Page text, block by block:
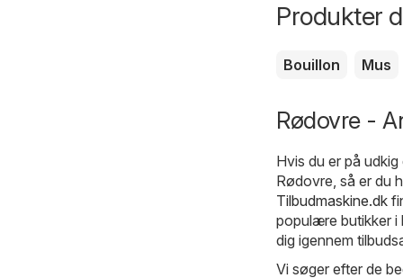
Produkter
Bouillon Mus
Rødovre -
Hvis du er på
Rødovre, så er du
Tilbudmaskine.dk
populære butikker
dig igennem
Vi søger efter de